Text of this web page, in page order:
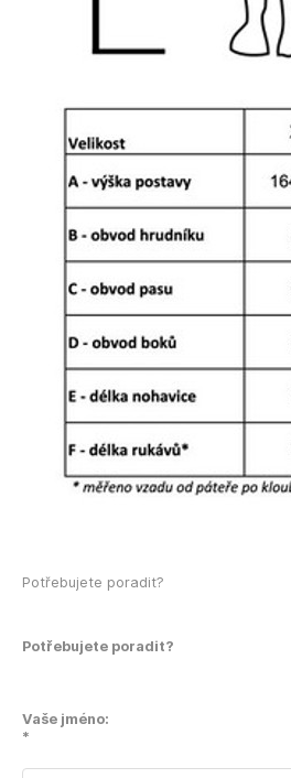
Potřebujete poradit?
Potřebujete poradit?
Vaše jméno:
*